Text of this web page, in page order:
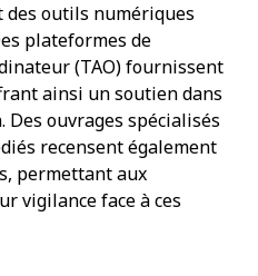
des outils numériques
plateformes de
(TAO) fournissent
ainsi un soutien dans
Des ouvrages spécialisés
recensent également
permettant aux
vigilance face à ces